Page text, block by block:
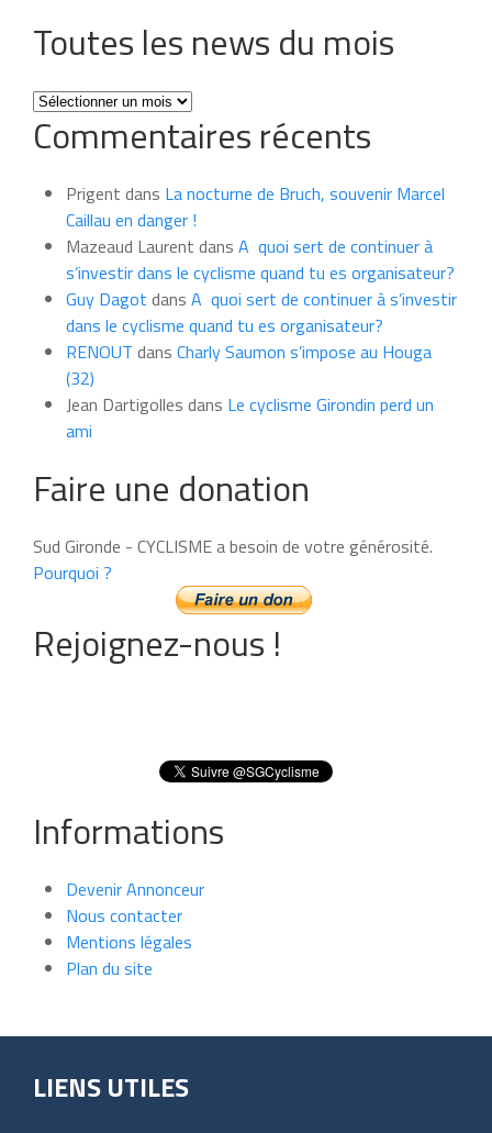
Toutes les news du mois
Toutes
les
news
mois
Commentaires récents
Prigent dans La nocturne de Bruch, souvenir Marcel
Caillau en danger !
Mazeaud Laurent dans A quoi sert de continuer à
s’investir dans le cyclisme quand tu es organisateur?
Guy Dagot dans A quoi sert de continuer à s’investir
dans le cyclisme quand tu es organisateur?
RENOUT dans Charly Saumon s’impose au Houga
(32)
Jean Dartigolles dans Le cyclisme Girondin perd un
ami
Faire une donation
Sud Gironde - CYCLISME a besoin de votre générosité.
Pourquoi ?
Rejoignez-nous !
Informations
Devenir Annonceur
Nous contacter
Mentions légales
Plan du site
LIENS UTILES